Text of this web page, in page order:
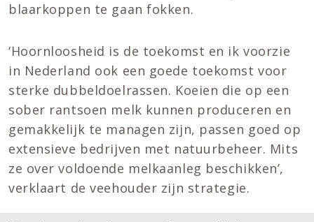
blaarkoppen te gaan fokken.
‘Hoornloosheid is de toekomst en ik voorzie
in Nederland ook een goede toekomst voor
sterke dubbeldoelrassen. Koeien die op een
sober rantsoen melk kunnen produceren en
gemakkelijk te managen zijn, passen goed op
extensieve bedrijven met natuurbeheer. Mits
ze over voldoende melkaanleg beschikken’,
verklaart de veehouder zijn strategie.